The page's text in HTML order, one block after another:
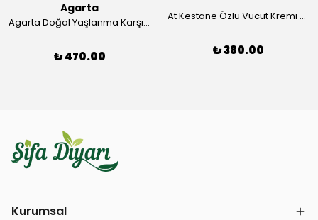
Agarta
Agarta Doğal Yaşlanma Karşıtı Temizleme Sütü 225 ml
₺ 470.00
At Kestane Özlü Vücut Kremi 50 ml
₺ 380.00
Kurumsal